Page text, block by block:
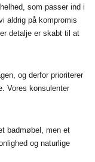
som passer ind i
aldrig på kompromis
detalje er skabt til at
og derfor prioriterer
Vores konsulenter
badmøbel, men et
og naturlige